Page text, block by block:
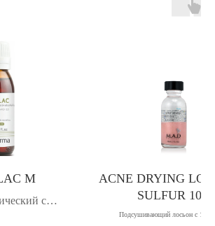
M
с
ACNE DRYING
SULFUR 10%
Подсушивающий лосьон с 10%